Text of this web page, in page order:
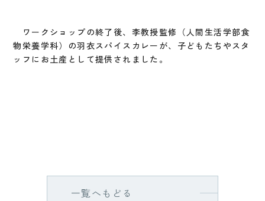
ワークショップの終了後、李教授監修（人間生活学部食
物栄養学科）の羽衣スパイスカレーが、子どもたちやスタ
ッフにお土産として提供されました。
一覧へもどる